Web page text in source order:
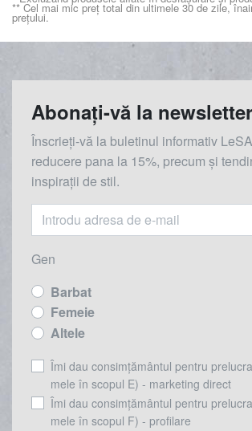
** Cel mai mic preț total din ultimele 30 de zile,
prețului.
Abonați-vă la newsletter
Înscrieți-vă la buletinul informativ
reducere pana la 15%, precum și
inspirații de stil.
Gen
Barbat
Femeie
Altele
Îmi dau consimțământul pentru
mele în scopul E) - marketing direct
Îmi dau consimțământul pentru
mele în scopul F) - profilare